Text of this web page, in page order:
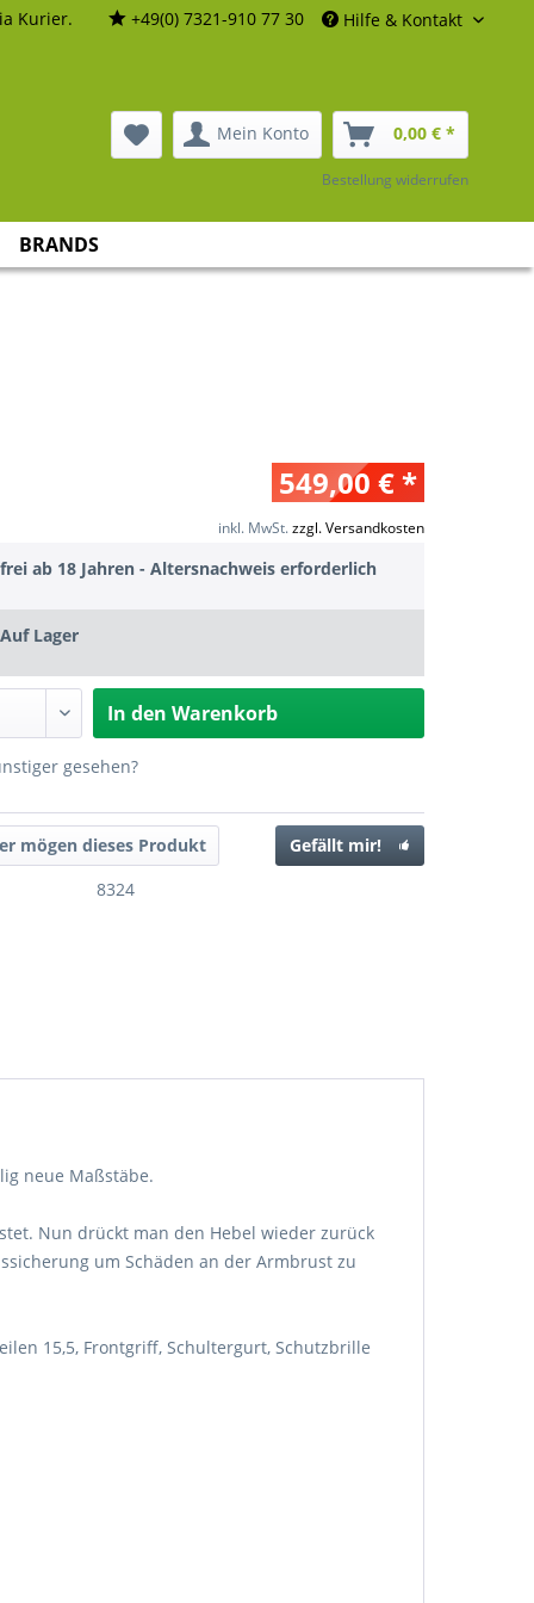
Hilfe & Kontakt
Kurier. +49(0) 7321-910 77 30
Mein Konto 0,00 € *
Bestellung widerrufen
BRANDS
549,00 € *
inkl. MwSt.zzgl. Versandkosten
frei ab 18 Jahren - Altersnachweis erforderlich
Auf Lager
In den Warenkorb
gesehen?
mögen dieses Produkt
Gefällt mir!
8324
neue Maßstäbe.
Nun drückt man den Hebel wieder zurück
um Schäden an der Armbrust zu
15,5, Frontgriff, Schultergurt, Schutzbrille